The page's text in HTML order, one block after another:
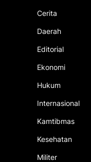
Cerita
Daerah
Editorial
Ekonomi
Hukum
Internasional
Kamtibmas
Kesehatan
Militer